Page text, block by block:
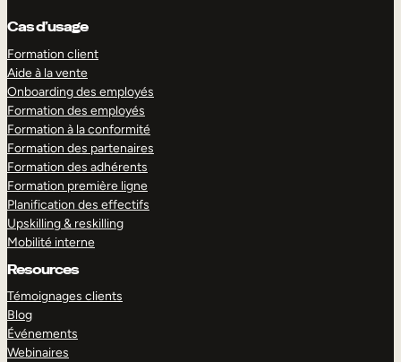
Cas d’usage
Formation client
Aide à la vente
Onboarding des employés
Formation des employés
Formation à la conformité
Formation des partenaires
Formation des adhérents
Formation première ligne
Planification des effectifs
Upskilling & reskilling
Mobilité interne
Resources
Témoignages clients
Blog
Événements
Webinaires